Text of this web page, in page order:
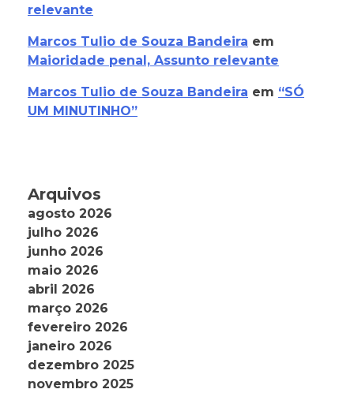
relevante
Marcos Tulio de Souza Bandeira em
Maioridade penal, Assunto relevante
Marcos Tulio de Souza Bandeira em “SÓ
UM MINUTINHO”
Arquivos
agosto 2026
julho 2026
junho 2026
maio 2026
abril 2026
março 2026
fevereiro 2026
janeiro 2026
dezembro 2025
novembro 2025